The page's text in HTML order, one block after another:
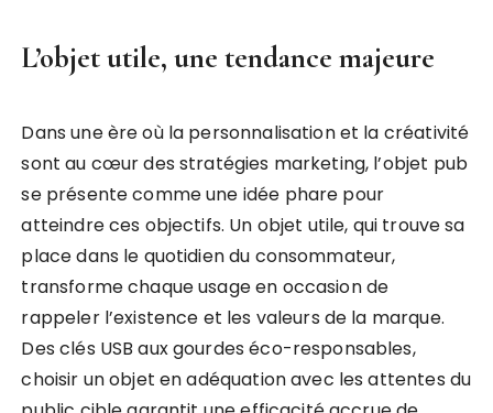
L’objet utile, une tendance majeure
Dans une ère où la personnalisation et la créativité
sont au cœur des stratégies marketing, l’objet pub
se présente comme une idée phare pour
atteindre ces objectifs. Un objet utile, qui trouve sa
place dans le quotidien du consommateur,
transforme chaque usage en occasion de
rappeler l’existence et les valeurs de la marque.
Des clés USB aux gourdes éco-responsables,
choisir un objet en adéquation avec les attentes du